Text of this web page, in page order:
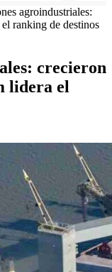
agroindustriales:
ranking de destinos
crecieron
lidera el